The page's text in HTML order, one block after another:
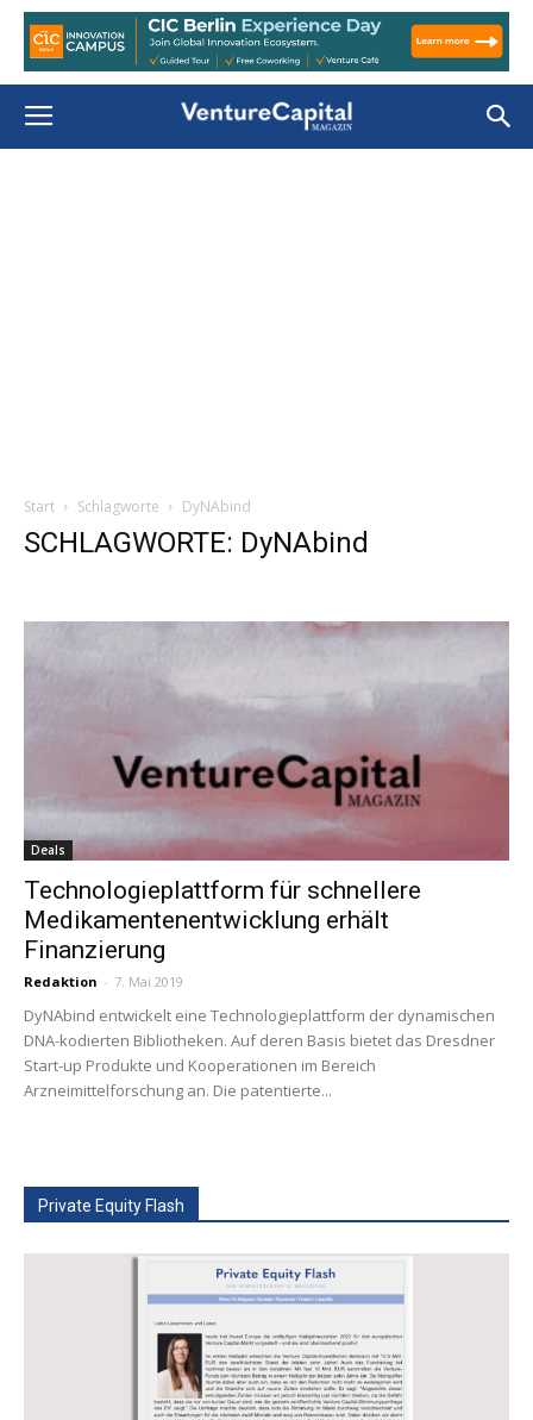
Start Schlagworte DyNAbind
SCHLAGWORTE: DyNAbind
Deals
Technologieplattform für schnellere
Medikamentenentwicklung erhält
Finanzierung
Redaktion - 7. Mai 2019
DyNAbind entwickelt eine Technologieplattform der dynamischen
DNA-kodierten Bibliotheken. Auf deren Basis bietet das Dresdner
Start-up Produkte und Kooperationen im Bereich
Arzneimittelforschung an. Die patentierte...
Private Equity Flash